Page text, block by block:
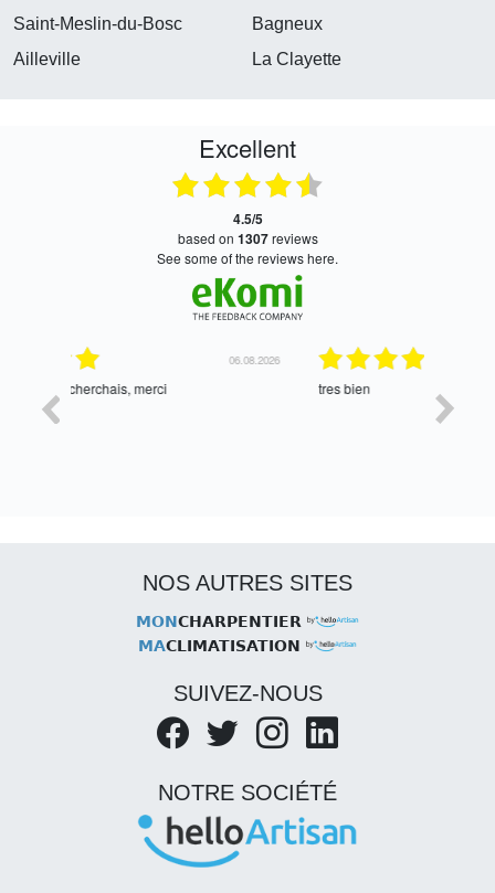
Saint-Meslin-du-Bosc
Bagneux
Ailleville
La Clayette
Excellent
4.5/5
based on 1307reviews
see some of the reviews here.
05.08.2026
tres bien
NOS AUTRES SITES
MONCHARPENTIER
MACLIMATISATION
SUIVEZ-NOUS
NOTRE SOCIÉTÉ